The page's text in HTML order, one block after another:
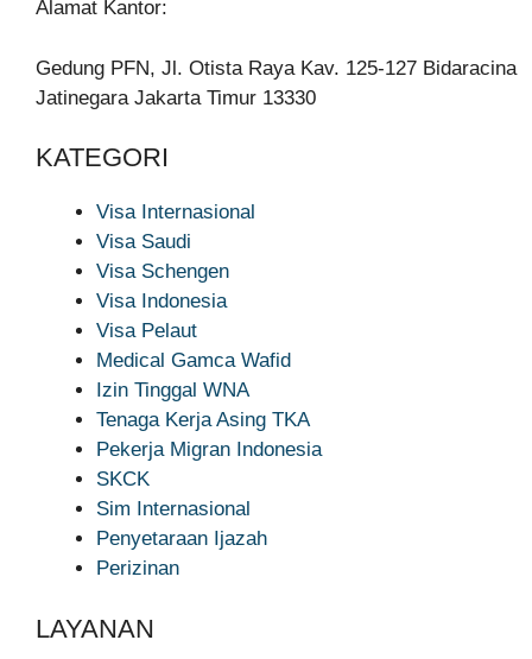
Alamat Kantor:
Gedung PFN, Jl. Otista Raya Kav. 125-127 Bidaracina
Jatinegara Jakarta Timur 13330
KATEGORI
Visa Internasional
Visa Saudi
Visa Schengen
Visa Indonesia
Visa Pelaut
Medical Gamca Wafid
Izin Tinggal WNA
Tenaga Kerja Asing TKA
Pekerja Migran Indonesia
SKCK
Sim Internasional
Penyetaraan Ijazah
Perizinan
LAYANAN